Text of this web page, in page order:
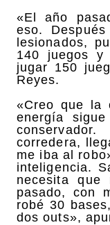
«El año
eso.
lesionados,
140 juegos
jugar 150
Reyes.
«Creo que la
energía
corredera,
me iba al
inteligencia.
necesita
pasado, con
robé 30
dos outs»,